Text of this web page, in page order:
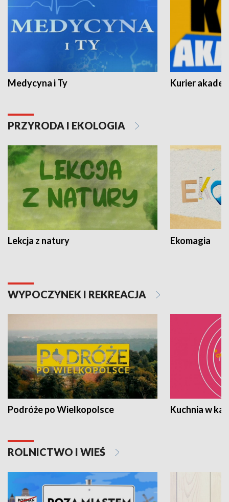
Medycyna i Ty Kurier
PRZYRODA I EKOLOGIA
Lekcja z natury Ekomagia
WYPOCZYNEK I REKREACJA
Podróże po Wielkopolsce Kuchnia w
ROLNICTWO I WIEŚ